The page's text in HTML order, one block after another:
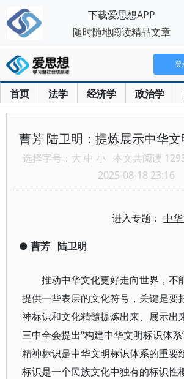
首页 法学 经济学 政治学
登
曹芳 陆卫明：提炼展示中华
选择字号： 大 中 小 本文共阅读
2025-08-18 23:16
进入专题：中
● 曹芳 陆卫明
推动中华文化更好走向世界，不
提供一些表层的文化符号，关键是要
神标识和文化精髓提炼出来、展示出
三中全会提出“构建中华文明标识体
精神标识是中华文明标识体系的重要
标识是一个民族文化中独有的标识性
下载爱思想APP
随时随地阅读精品文章